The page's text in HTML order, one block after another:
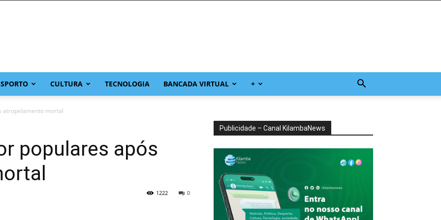
CULTURA TECNOLOGIA BANCADA VIRTUAL +
atropelamento mortal
populares após
0
1222
Publicidade – Canal KilambaNews